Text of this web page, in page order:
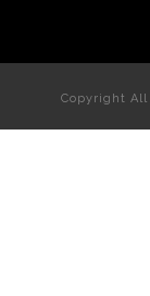
Copyright All